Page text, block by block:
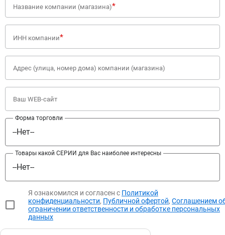
Название компании (магазина)*
ИНН компании*
Адрес (улица, номер дома) компании (магазина)
Ваш WEB-сайт
Форма торговли
Товары какой СЕРИИ для Вас наиболее интересны
Я ознакомился и согласен c Политикой
конфиденциальности, Публичной офертой, Соглашением
ограничении ответственности и обработке персональных
данных